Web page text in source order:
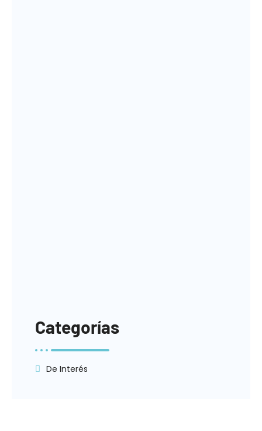
Categorías
De Interés